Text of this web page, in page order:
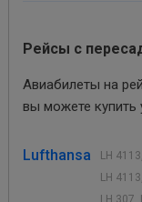
Рейсы с
Авиабилеты на
вы можете купить
Lufthansa
LH
LH
LH 307,